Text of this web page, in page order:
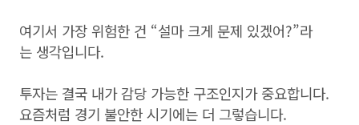
여기서 가장 위험한 건 “설마 크게 문제 있겠어?”라
는 생각입니다.
투자는 결국 내가 감당 가능한 구조인지가 중요합니다.
요즘처럼 경기 불안한 시기에는 더 그렇습니다.